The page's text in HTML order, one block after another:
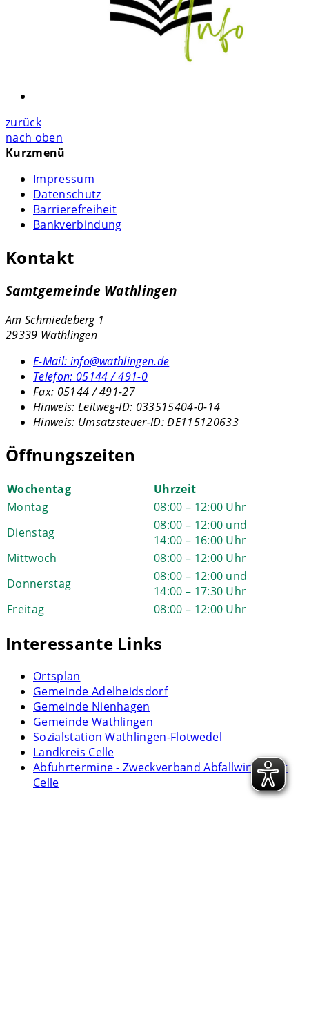
zurück
nach oben
Kurzmenü
Impressum
Datenschutz
Barrierefreiheit
Bankverbindung
Kontakt
Samtgemeinde Wathlingen
Am Schmiedeberg 1
29339 Wathlingen
E-Mail: info@wathlingen.de
Telefon: 05144 / 491-0
Fax: 05144 / 491-27
Hinweis: Leitweg-ID: 033515404-0-14
Hinweis: Umsatzsteuer-ID: DE115120633
Öffnungszeiten
Wochentag
Uhrzeit
Montag
08:00 – 12:00 Uhr
Dienstag
08:00 – 12:00 und
14:00 – 16:00 Uhr
Mittwoch
08:00 – 12:00 Uhr
Donnerstag
08:00 – 12:00 und
14:00 – 17:30 Uhr
Freitag
08:00 – 12:00 Uhr
Interessante Links
Ortsplan
Gemeinde Adelheidsdorf
Gemeinde Nienhagen
Gemeinde Wathlingen
Sozialstation Wathlingen-Flotwedel
Landkreis Celle
Abfuhrtermine - Zweckverband Abfallwirtschaft
Celle